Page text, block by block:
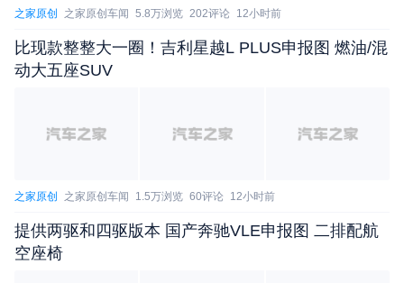
相比常规空调更节能，同等环境下可节约20%能耗，
加放松和惬意。同时，全系标配驾驶位车窗一键升降
之家原创 之家原创车闻 5.8万浏览 202评论 12小时前
比现款整整大一圈！吉利星越L PLUS申报图 燃油/混
动大五座SUV
之家原创 之家原创车闻 1.5万浏览 60评论 12小时前
提供两驱和四驱版本 国产奔驰VLE申报图 二排配航
空座椅